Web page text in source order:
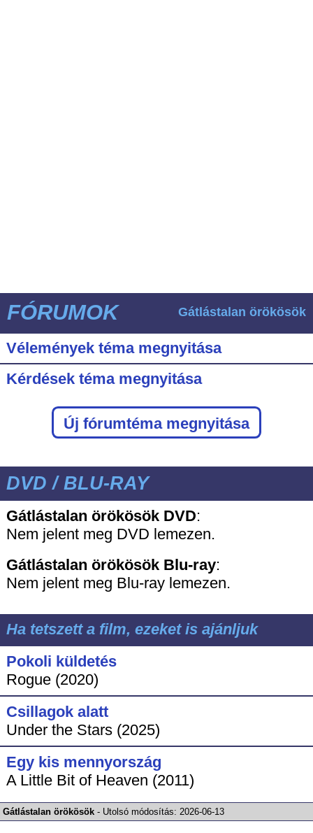
FÓRUMOK Gátlástalan örökösök
Vélemények téma megnyitása
Kérdések téma megnyitása
Új fórumtéma megnyitása
DVD / BLU-RAY
Gátlástalan örökösök DVD:
Nem jelent meg DVD lemezen.
Gátlástalan örökösök Blu-ray:
Nem jelent meg Blu-ray lemezen.
Ha tetszett a film, ezeket is ajánljuk
Pokoli küldetés
Rogue (2020)
Csillagok alatt
Under the Stars (2025)
Egy kis mennyország
A Little Bit of Heaven (2011)
Gátlástalan örökösök - Utolsó módosítás:2026-06-13